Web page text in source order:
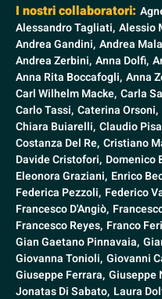
I nostri collaboratori:
Alessandro Tagliati, Alessio
Andrea Gandini, Andrea
Andrea Zerbini, Anna Dolfi,
Anna Rita Boccafogli, Anna
Carl Wilhelm Macke, Carla
Carlo Tassi, Caterina Orsoni,
Chiara Buiarelli, Claudio
Costanza Del Re, Cristiano
Davide Cristofori, Domenico
Eleonora Graziani, Enrico
Federica Pezzoli, Federico
Francesco D'Angiò,
Francesco Reyes, Franco
Gian Gaetano Pinnavaia,
Giovanna Tonioli, Giovanni
Giuseppe Ferrara, Giuseppe
Jonatas Di Sabato, Laura